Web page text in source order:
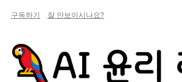
구독하기 잘 안보이시나요?